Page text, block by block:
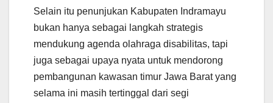
Selain itu penunjukan Kabupaten Indramayu
bukan hanya sebagai langkah strategis
mendukung agenda olahraga disabilitas, tapi
juga sebagai upaya nyata untuk mendorong
pembangunan kawasan timur Jawa Barat yang
selama ini masih tertinggal dari segi